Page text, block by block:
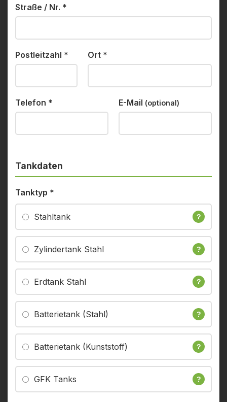
Straße / Nr. *
Postleitzahl * Ort *
Telefon * E-Mail (optional)
Tankdaten
Tanktyp *
Stahltank ?
Zylindertank Stahl ?
Erdtank Stahl ?
Batterietank (Stahl) ?
Batterietank (Kunststoff) ?
GFK Tanks ?